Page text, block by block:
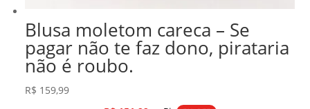
Blusa moletom careca – Se
pagar não te faz dono, pirataria
não é roubo.
R$ 159,99